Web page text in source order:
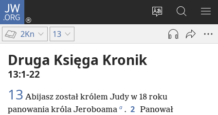
JW.ORG
Wybór
języka
Logowanie
(opens
window)
Szukaj
na
JW.ORG
2Kn 13
Druga Księga Kronik
13:1-22
13 Abijasz został królem Judy w 18 roku
panowania króla Jeroboama a . 2 Panował